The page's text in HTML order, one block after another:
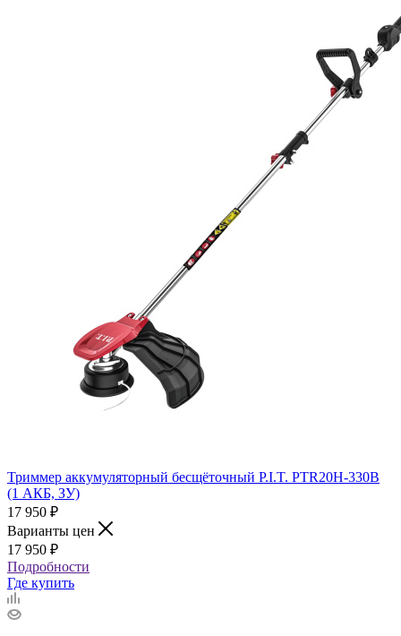
Триммер аккумуляторный бесщёточный P.I.T. PTR20H-330B
(1 АКБ, ЗУ)
17 950 ₽
Варианты цен
17 950 ₽
Подробности
Где купить